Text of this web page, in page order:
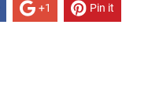
+1 Pin it